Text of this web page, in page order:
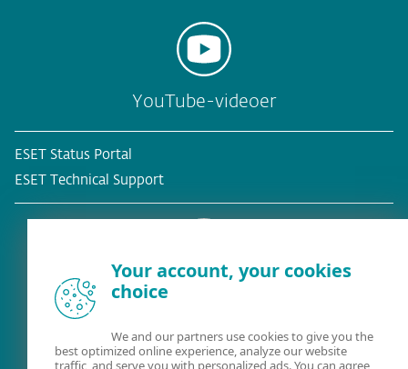
YouTube-videoer
ESET Status Portal
ESET Technical Support
Eksisterende kunde?
Your account, your cookies
choice
We and our partners use cookies to give you the
best optimized online experience, analyze our website
traffic, and serve you with personalized ads. You can agree